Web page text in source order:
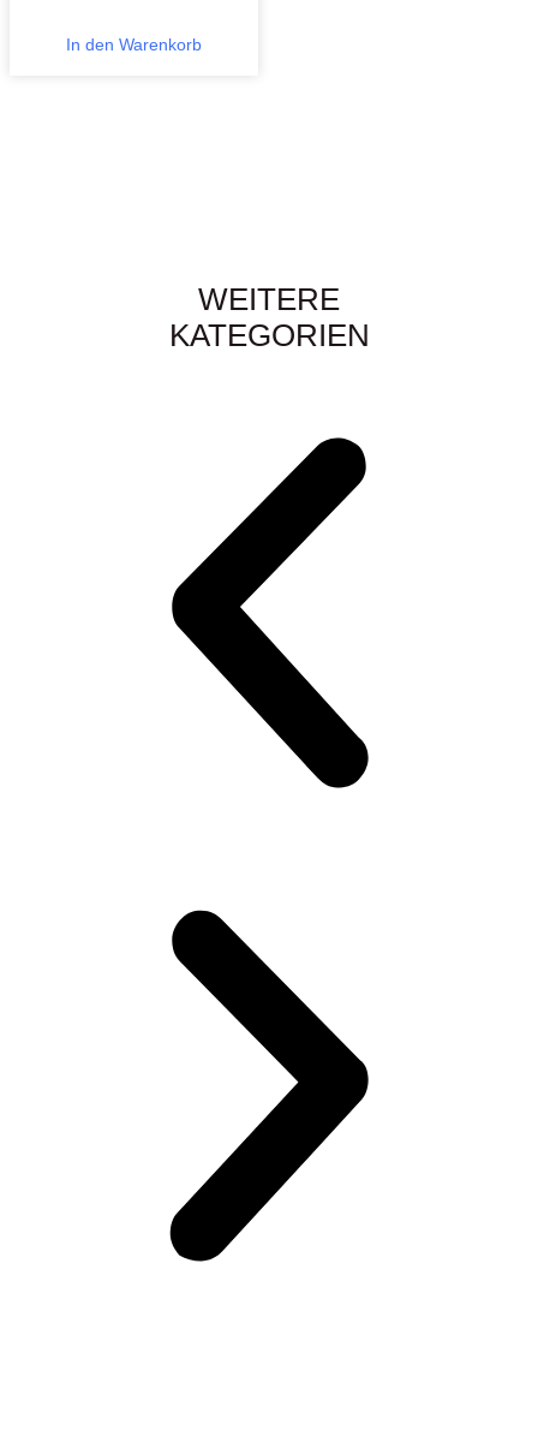
In den Warenkorb
WEITERE
KATEGORIEN